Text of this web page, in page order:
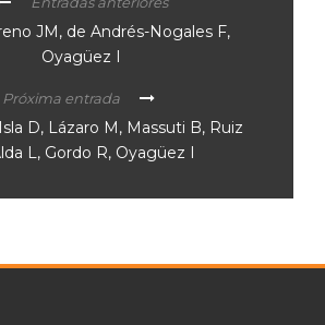
JM, de Andrés-Nogales F,
Oyagüez I
Próxima entrada
D, Lázaro M, Massuti B, Ruiz
L, Gordo R, Oyagüez I